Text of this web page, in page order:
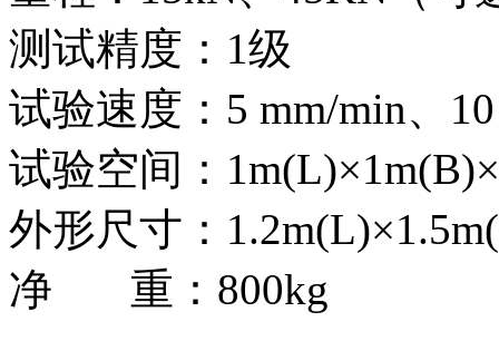
测试精度：1级
试验速度：5 mm/min、
试验空间：
外形尺寸：
净 重：800kg